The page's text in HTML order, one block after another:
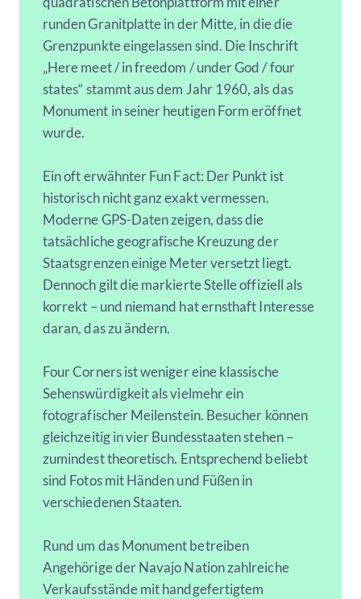
runden Granitplatte in der Mitte, in die die
Grenzpunkte eingelassen sind. Die Inschrift
„Here meet / in freedom / under God / four
states“ stammt aus dem Jahr 1960, als das
Monument in seiner heutigen Form eröffnet
wurde.
Ein oft erwähnter Fun Fact: Der Punkt ist
historisch nicht ganz exakt vermessen.
Moderne GPS-Daten zeigen, dass die
tatsächliche geografische Kreuzung der
Staatsgrenzen einige Meter versetzt liegt.
Dennoch gilt die markierte Stelle offiziell als
korrekt – und niemand hat ernsthaft Interesse
daran, das zu ändern.
Four Corners ist weniger eine klassische
Sehenswürdigkeit als vielmehr ein
fotografischer Meilenstein. Besucher können
gleichzeitig in vier Bundesstaaten stehen –
zumindest theoretisch. Entsprechend beliebt
sind Fotos mit Händen und Füßen in
verschiedenen Staaten.
Rund um das Monument betreiben
Angehörige der Navajo Nation zahlreiche
Verkaufsstände mit handgefertigtem